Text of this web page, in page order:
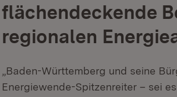
flächendeckende
regionalen
„Baden-Württemberg und seine
Energiewende-Spitzenreiter – sei